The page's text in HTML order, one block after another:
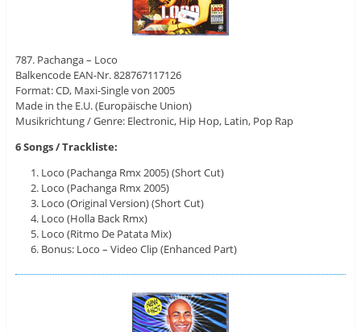
787. Pachanga – Loco
Balkencode EAN-Nr. 828767117126
Format: CD, Maxi-Single von 2005
Made in the E.U. (Europäische Union)
Musikrichtung / Genre: Electronic, Hip Hop, Latin, Pop Rap
6 Songs / Trackliste:
Loco (Pachanga Rmx 2005) (Short Cut)
Loco (Pachanga Rmx 2005)
Loco (Original Version) (Short Cut)
Loco (Holla Back Rmx)
Loco (Ritmo De Patata Mix)
Bonus: Loco – Video Clip (Enhanced Part)